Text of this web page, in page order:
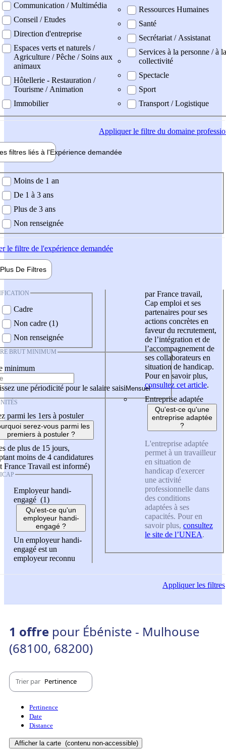
Communication / Multimédia
Conseil / Etudes
Direction d'entreprise
Espaces verts et naturels /
Agriculture / Pêche / Soins aux
animaux
Hôtellerie - Restauration /
Tourisme / Animation
Immobilier
Ressources Humaines
Santé
Secrétariat / Assistanat
Services à la personne / à la
collectivité
Spectacle
Sport
Transport / Logistique
Appliquerle filtre du domaine
filtres liés à l'Expérience demandée
demandée
Moins de 1 an
De 1 à 3 ans
Plus de 3 ans
Non renseignée
le filtre de l'expérience demandée
Plus De Filtres
Cadre
Non cadre (1)
Non renseignée
BRUT MINIMUM
minimum
une périodicité pour le salaire saisi
parmi les 1ers à postuler
serez-vous parmi les
premiers à postuler ?
de plus de 15 jours,
moins de 4 candidatures
France Travail est informé)
Employeur handi-
engagé (1)
Qu'est-ce qu'un
employeur handi-
engagé ?
Un employeur handi-
engagé est un
employeur reconnu
par France travail,
Cap emploi et ses
partenaires pour ses
actions concrètes en
faveur du recrutement,
de l’intégration et de
l’accompagnement de
ses collaborateurs en
situation de handicap.
Pour en savoir plus,
consultez cet article.
Entreprise adaptée
Qu'est-ce qu'une
entreprise adaptée
?
L'entreprise adaptée
permet à un travailleur
en situation de
handicap d'exercer
une activité
professionnelle dans
des conditions
adaptées à ses
capacités. Pour en
savoir plus, consultez
le site de l’UNEA.
Appliquerles filtres
1 offre pour Ébéniste - Mulhouse
(68100, 68200)
Trier par Pertinence
Pertinence
Date
Distance
Afficher la carte (contenu non-accessible)